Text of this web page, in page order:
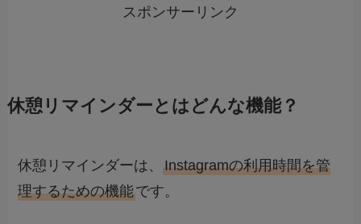
スポンサーリンク
休憩リマインダーとはどんな機能？
休憩リマインダーは、Instagramの利用時間を管
理するための機能です。